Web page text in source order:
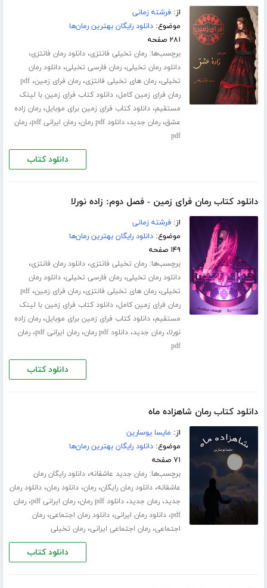
از:فرشته زمانی
موضوع:دانلود رایگان بهترین رمان‌ها
۲۸۱ صفحه
برچسب‌ها:رمان تخیلی فانتزی،دانلود رمان فانتزی،
دانلود رمان تخیلی،رمان فارسی تخیلی،دانلود رمان
تخیلی،رمان های تخیلی فانتزی،رمان فرای زمین،pdf
رمان فرای زمین کامل،دانلود کتاب فرای زمین با لینک
مستقیم،دانلود کتاب فرای زمین برای موبایل،رمان زاده
عشق،رمان جدید،دانلود pdf رمان ،رمان ایرانی pdf ،رمان
pdf
دانلود کتاب
دانلود کتاب رمان فرای زمین - فصل دوم: زاده نورلا
از:فرشته زمانی
موضوع:دانلود رایگان بهترین رمان‌ها
۱۴۹ صفحه
برچسب‌ها:رمان تخیلی فانتزی،دانلود رمان فانتزی،
دانلود رمان تخیلی،رمان فارسی تخیلی،دانلود رمان
تخیلی،رمان های تخیلی فانتزی،رمان فرای زمین،pdf
رمان فرای زمین کامل،دانلود کتاب فرای زمین با لینک
مستقیم،دانلود کتاب فرای زمین برای موبایل،رمان زاده
نورلا،رمان جدید،دانلود pdf رمان ،رمان ایرانی pdf ،رمان
pdf
دانلود کتاب
دانلود کتاب رمان شاهزاده ماه
از: مایسا یوسارین
موضوع:دانلود رایگان بهترین رمان‌ها
۷۱ صفحه
برچسب‌ها:رمان جدید عاشقانه،دانلود رایگان رمان
عاشقانه،دانلود رمان رایگان،رمان،دانلود رمان،دانلود رمان
جدید،رمان جدید،دانلود pdf رمان ،رمان ایرانی pdf ،رمان
pdf،دانلود رمان ایرانی،دانلود رمان اجتماعی،رمان
اجتماعی،رمان اجتماعی ایرانی،رمان تخیلی
دانلود کتاب